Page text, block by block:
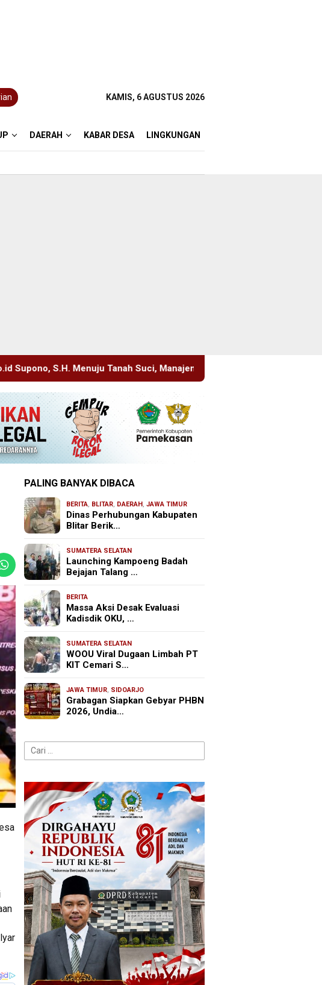
KAMIS, 6 AGUSTUS 2026
DAERAH KABAR DESA LINGKUNGAN
Suci, Manajemen Pastikan Pelayanan Berita Tetap Maksimal
PALING BANYAK DIBACA
BERITA, BLITAR, DAERAH ,JAWA TIMUR
Dinas Perhubungan Kabupaten
Blitar Berik…
SUMATERA SELATAN
Launching Kampoeng Badah
Bejajan Talang …
BERITA
Massa Aksi Desak Evaluasi
Kadisdik OKU, …
SUMATERA SELATAN
WOOU Viral Dugaan Limbah PT
KIT Cemari S…
JAWA TIMUR, SIDOARJO
Grabagan Siapkan Gebyar PHBN
2026, Undia…
Cari
untuk: